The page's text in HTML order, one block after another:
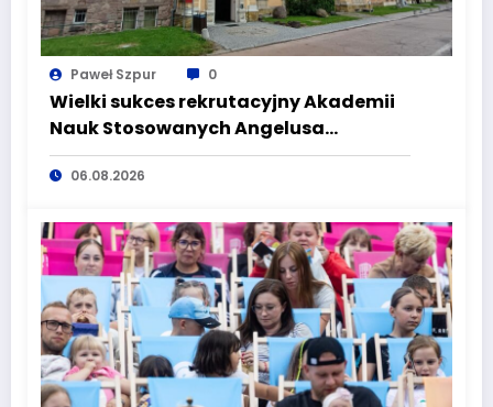
Paweł Szpur 0
Wielki sukces rekrutacyjny Akademii
Nauk Stosowanych Angelusa
Silesiusa! Uczelnia bije rekordy, ale Ty
wciąż masz szansę – weź udział w II
06.08.2026